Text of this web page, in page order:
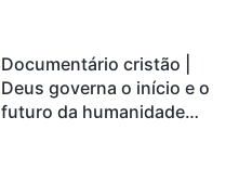
Documentário cristão |
Deus governa o início e o
futuro da humanidade